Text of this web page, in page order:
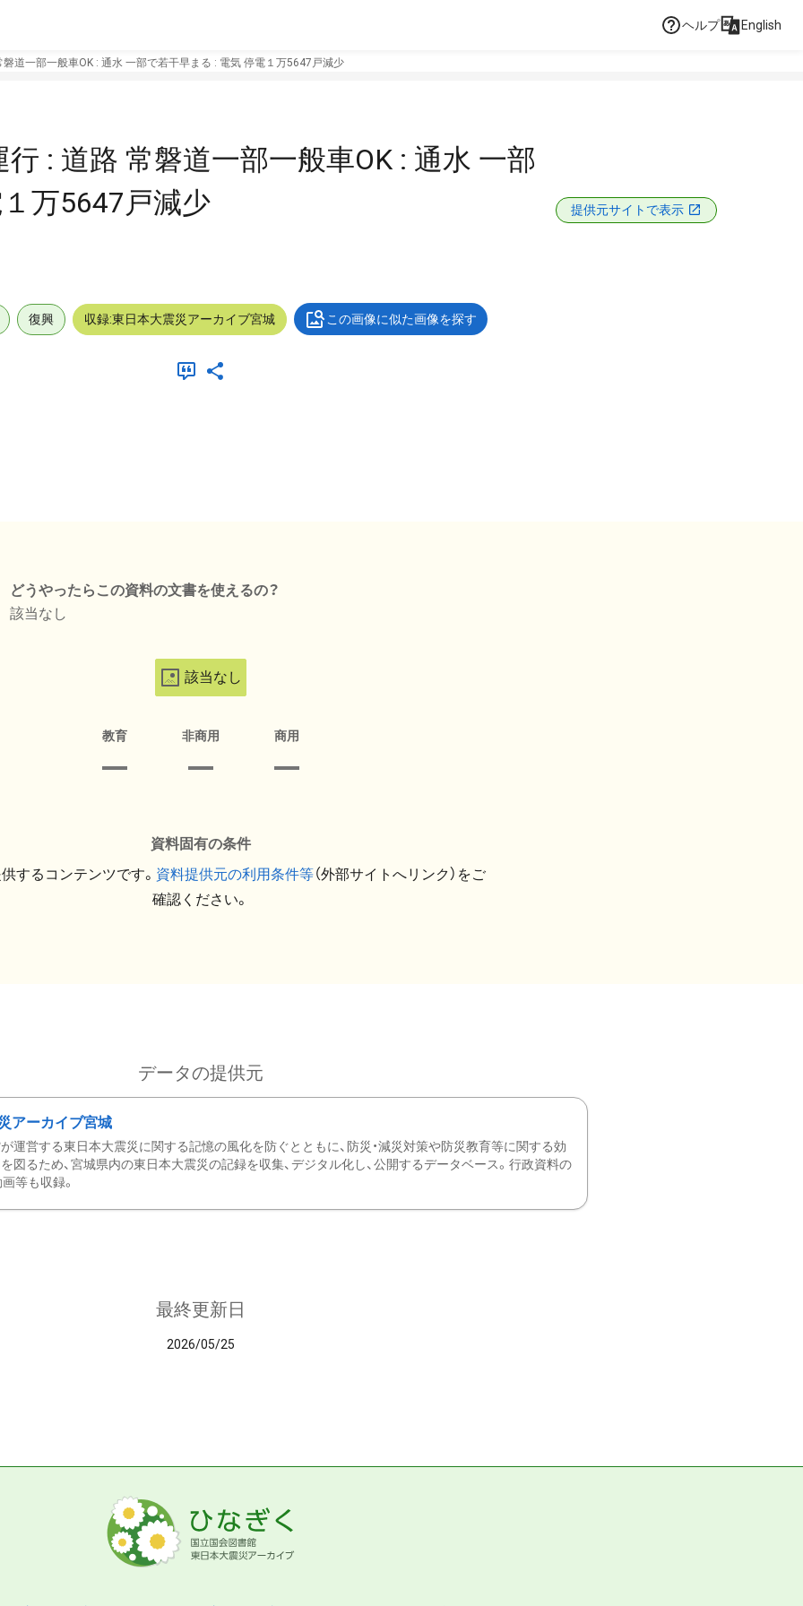
ヘルプ English
磐道一部一般車OK : 通水 一部で若干早まる : 電気 停電１万5647戸減少
: 道路 常磐道一部一般車OK : 通水 一部
万5647戸減少
提供元サイトで表示
復興 収録:東日本大震災アーカイブ宮城 この画像に似た画像を探す
どうやったらこの資料の文書を使えるの？
該当なし
該当なし
教育 非商用 商用
資料固有の条件
するコンテンツです。 資料提供元の利用条件等（外部サイトへリンク）をご
確認ください。
データの提供元
アーカイブ宮城
運営する東日本大震災に関する記憶の風化を防ぐとともに、防災・減災対策や防災教育等に関する効
図るため、宮城県内の東日本大震災の記録を収集、デジタル化し、公開するデータベース。行政資料の
等も収録。
最終更新日
2026/05/25